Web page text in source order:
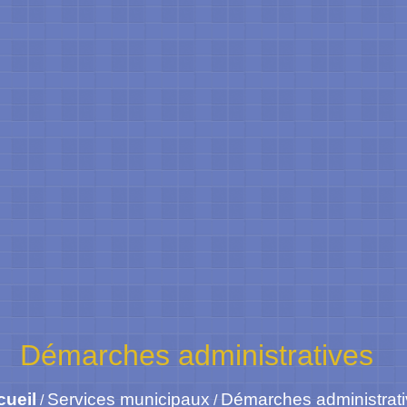
Démarches administratives
/ Services municipaux / Démarches